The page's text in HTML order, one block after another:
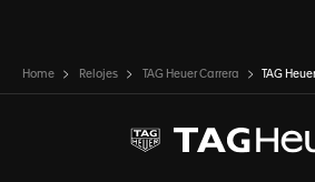
Home Relojes TAG Heuer Carrera TAG